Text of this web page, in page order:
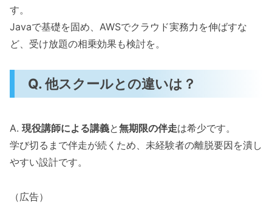
す。
Javaで基礎を固め、AWSでクラウド実務力を伸ばすな
ど、受け放題の相乗効果も検討を。
Q. 他スクールとの違いは？
A. 現役講師による講義と無期限の伴走は希少です。
学び切るまで伴走が続くため、未経験者の離脱要因を潰し
やすい設計です。
（広告）